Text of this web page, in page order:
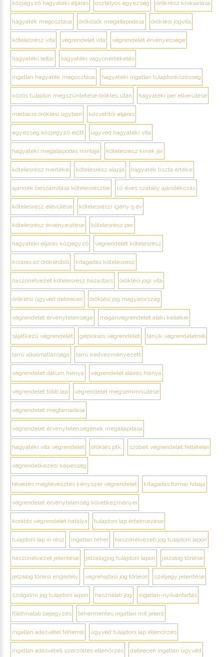
közjegyző hagyatéki eljárás osztályos egyezség örökrész kivásárlása
hagyaték megosztása örökösök megállapodása öröklési jogvita
kötelesrész vita végrendelet vita végrendelet érvényessége
hagyatéki leltár hagyatéki vagyonértékelés
ingatlan hagyaték megosztása hagyatéki ingatlan tulajdonközösség
közös tulajdon megszüntetése öröklés után hagyatéki per elkerülése
mediáció öröklési ügyben közvetítői eljárás
egyezség közjegyző előtt ügyvéd hagyatéki vita
hagyatéki megállapodás mintája kötelesrész kinek jár
kötelesrész mértéke kötelesrész alapja hagyaték tiszta értéke
ajándék beszámítása kötelesrészbe 10 éves szabály ajándékozás
kötelesrész elévülése kötelesrészi igény 5 év
kötelesrész érvényesítése kötelesrész per
hagyatéki eljárás közjegyző végrendelet kötelesrész
kizárás az öröklésből kitagadás kötelesrész
haszonélvezet kötelesrész házastárs öröklési jogi vita
öröklési ügyvéd debrecen öröklési jog magyarország
végrendelet érvénytelensége magánvégrendelet alaki kellékei
sajátkezű végrendelet gépírásos végrendelet tanúk végrendeletnél
tanú alkalmatlansága tanú kedvezményezett
végrendelet dátum hiánya végrendelet aláírás hiánya
végrendelet több lap végrendelet megsemmisülése
végrendelet megtámadása
végrendelet érvénytelenségének megállapítása
hagyatéki vita végrendelet öröklés ptk. szóbeli végrendelet feltételei
végrendelkezési képesség
tévedés megtévesztés kényszer végrendelet kitagadás formai hibája
végrendelet érvénytelenség következményei
korábbi végrendelet hatálya tulajdoni lap értelmezése
tulajdoni lap iii rész ingatlan teher haszonélvezeti jog tulajdoni lapon
haszonélvezet jelentése jelzálogjog tulajdoni lapon jelzálog törlése
jelzálog törlési engedély végrehajtási jog törlése széljegy jelentése
szolgalmi jog tulajdoni lapon használati jog ingatlan-nyilvántartás
földhivatali bejegyzés tehermentes ingatlan mit jelent
ingatlan adásvétel teherrel ügyvéd tulajdoni lap ellenőrzés
ingatlan adásvételi szerződés ellenőrzés debrecen ingatlan ügyvéd